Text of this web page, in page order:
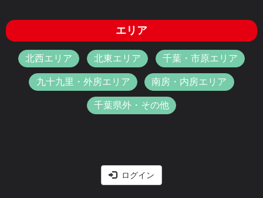
エリア
北西エリア 北東エリア 千葉・市原エリア
九十九里・外房エリア 南房・内房エリア
千葉県外・その他
ログイン